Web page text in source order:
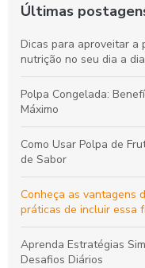
Últimas
Dicas para aproveitar a
nutrição no seu dia a dia
Polpa Congelada:
Máximo
Como Usar Polpa de
de Sabor
Conheça as vantagens
práticas de incluir essa
Aprenda Estratégias
Desafios Diários